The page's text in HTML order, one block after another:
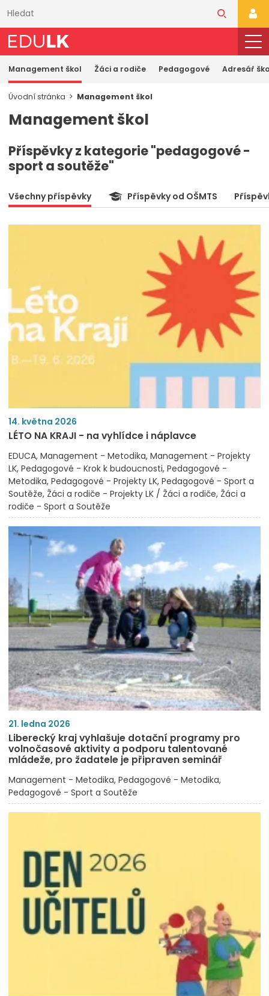
obsahu
Management škol Žáci a rodiče Pedagogové Adresář
Úvodní stránka Management škol
Management škol
Příspěvky z kategorie "pedagogové -
sport a soutěže"
Všechny příspěvky Příspěvky od OŠMTS
14. května 2026
LÉTO NA KRAJI - na vyhlídce i náplavce
EDUCA Management - Metodika Management - Projekty
LK Pedagogové - Krok k budoucnosti Pedagogové -
Metodika Pedagogové - Projekty LK Pedagogové - Sport a
Soutěže Žáci a rodiče - Projekty LK / Žáci a rodiče Žáci a
rodiče - Sport a Soutěže
21. ledna 2026
Liberecký kraj vyhlašuje dotační programy pro
volnočasové aktivity a podporu talentované
mládeže, pro žadatele je připraven seminář
Management - Metodika Pedagogové - Metodika
Pedagogové - Sport a Soutěže